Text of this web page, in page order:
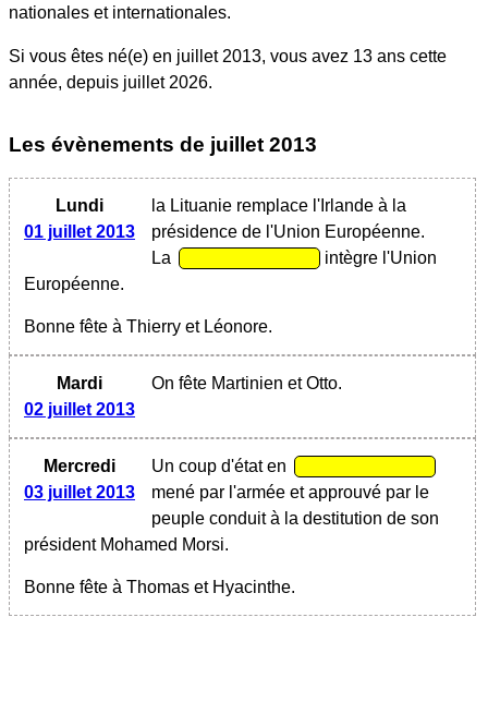
nationales et internationales.
Si vous êtes né(e) en juillet 2013, vous avez 13 ans cette
année, depuis juillet 2026.
Les évènements de juillet 2013
Lundi
01 juillet 2013
la Lituanie remplace l'Irlande à la
présidence de l'Union Européenne.
La
intègre l'Union
Européenne.
Bonne fête à Thierry et Léonore.
Mardi
02 juillet 2013
On fête Martinien et Otto.
Mercredi
03 juillet 2013
Un coup d'état en
mené par l'armée et approuvé par le
peuple conduit à la destitution de son
président Mohamed Morsi.
Bonne fête à Thomas et Hyacinthe.